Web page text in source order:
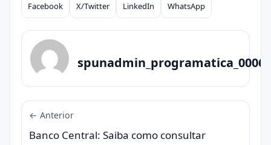
Compartilhar
Facebook X/Twitter LinkedIn WhatsApp
spunadmin_programatica_0006
← Anterior
Banco Central: Saiba como consultar